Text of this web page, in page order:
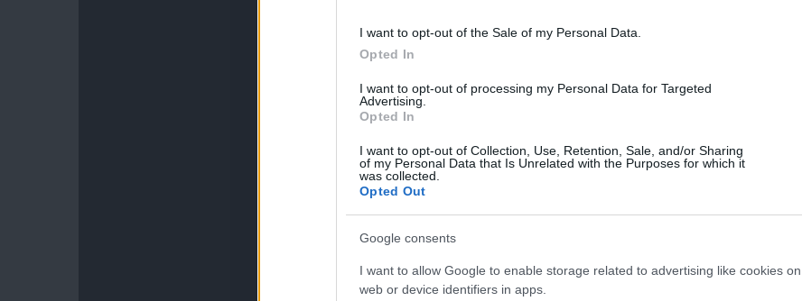
I want to opt-out of the Sale of my Personal Data.
Opted In
I want to opt-out of processing my Personal Data for Targeted
Advertising.
Opted In
I want to opt-out of Collection, Use, Retention, Sale, and/or Sharing
of my Personal Data that Is Unrelated with the Purposes for which it
was collected.
Opted Out
Google consents
I want to allow Google to enable storage related to advertising like cookies on
web or device identifiers in apps.